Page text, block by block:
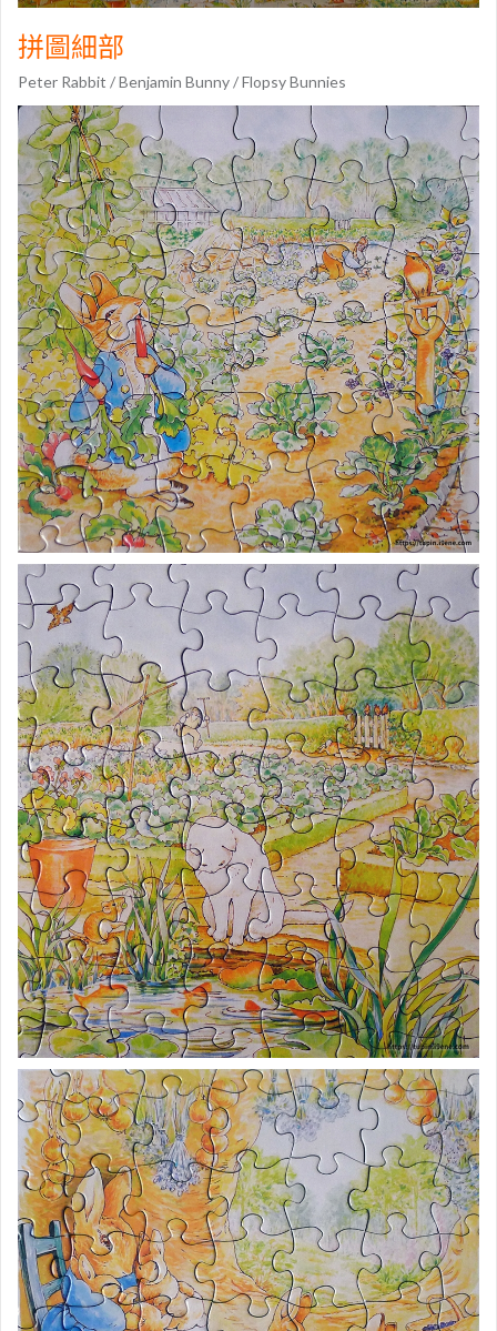
拼圖細部
Peter Rabbit / Benjamin Bunny / Flopsy Bunnies